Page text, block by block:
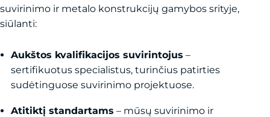
suvirinimo ir metalo konstrukcijų gamybos srityje,
siūlanti:
Aukštos kvalifikacijos suvirintojus –
sertifikuotus specialistus, turinčius patirties
sudėtinguose suvirinimo projektuose.
Atitiktį standartams – mūsų suvirinimo ir